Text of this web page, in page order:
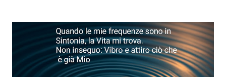
primo passo verso il cambiamento autentico e la
trasformazione personale. Legge del Talmud : “Non vedi le
cose per come sono, le vedi per come sei.” La realtà è uno
specchio del nostro stato interiore. Cambiando il nostro